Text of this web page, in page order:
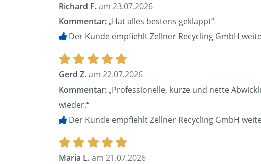
Richard F.am 23.07.2026
Kommentar:„Hat alles bestens geklappt“
Der Kunde empfiehlt Zellner Recycling GmbH
Gerd Z.am 22.07.2026
Kommentar:„Professionelle, kurze und nette
wieder.“
Der Kunde empfiehlt Zellner Recycling GmbH
Maria L.am 21.07.2026